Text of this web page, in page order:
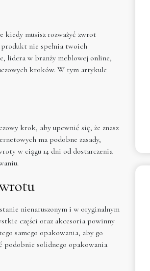
kiedy musisz rozważyć zwrot
nie spełnia twoich
lidera w branży meblowej online,
kroków. W tym artykule
krok, aby upewnić się, że znasz
ma podobne zasady,
w ciągu 14 dni od dostarczenia
nienaruszonym i w oryginalnym
części oraz akcesoria powinny
samego opakowania, aby go
podobnie solidnego opakowania